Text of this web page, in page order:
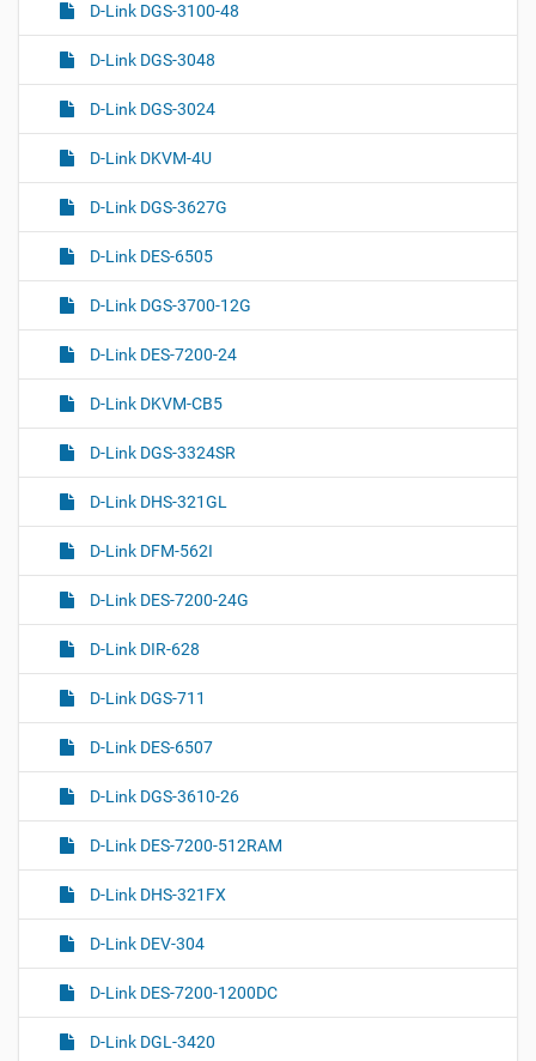
D-Link DGS-3100-48
D-Link DGS-3048
D-Link DGS-3024
D-Link DKVM-4U
D-Link DGS-3627G
D-Link DES-6505
D-Link DGS-3700-12G
D-Link DES-7200-24
D-Link DKVM-CB5
D-Link DGS-3324SR
D-Link DHS-321GL
D-Link DFM-562I
D-Link DES-7200-24G
D-Link DIR-628
D-Link DGS-711
D-Link DES-6507
D-Link DGS-3610-26
D-Link DES-7200-512RAM
D-Link DHS-321FX
D-Link DEV-304
D-Link DES-7200-1200DC
D-Link DGL-3420